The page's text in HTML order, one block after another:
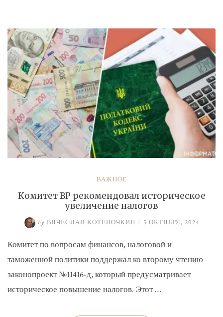
ВАЖНОЕ
Комитет ВР рекомендовал историческое
увеличение налогов
by ВЯЧЕСЛАВ КОТЁНОЧКИН / 5 ОКТЯБРЯ, 2024
Комитет по вопросам финансов, налоговой и
таможенной политики поддержал ко второму чтению
законопроект №11416-д, который предусматривает
историческое повышение налогов. Этот …